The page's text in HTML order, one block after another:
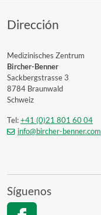
Dirección
Medizinisches Zentrum
Bircher-Benner
Sackbergstrasse 3
8784 Braunwald
Schweiz
Tel:+41 (0)21 801 60 04
info@bircher-benner.com
Síguenos